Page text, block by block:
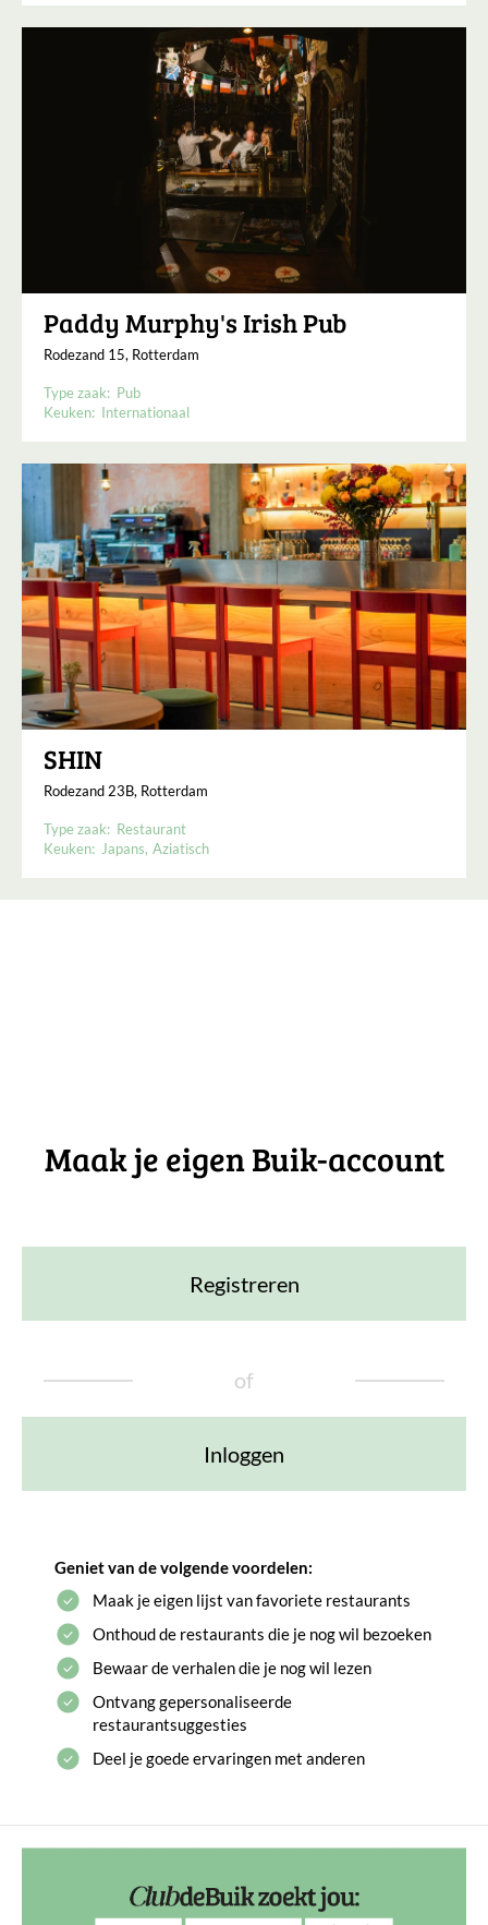
Paddy Murphy's Irish Pub
Rodezand 15, Rotterdam
Type zaak: Pub
Keuken: Internationaal
SHIN
Rodezand 23B, Rotterdam
Type zaak: Restaurant
Keuken: Japans Aziatisch
Maak je eigen Buik-account
Registreren
of
Inloggen
Geniet van de volgende voordelen:
Maak je eigen lijst van favoriete restaurants
Onthoud de restaurants die je nog wil bezoeken
Bewaar de verhalen die je nog wil lezen
Ontvang gepersonaliseerde
restaurantsuggesties
Deel je goede ervaringen met anderen